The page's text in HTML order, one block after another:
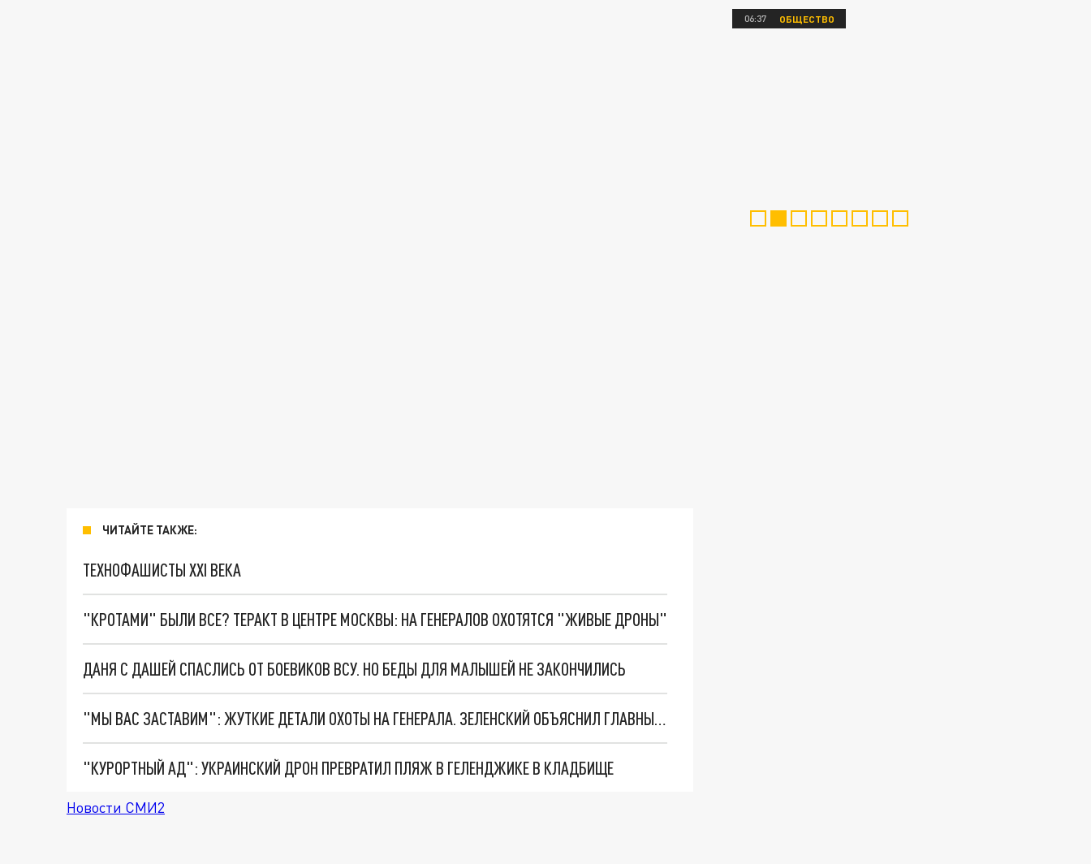
ЧИТАЙТЕ ТАКЖЕ:
ТЕХНОФАШИСТЫ XXI ВЕКА
"КРОТАМИ" БЫЛИ ВСЕ? ТЕРАКТ В ЦЕНТРЕ МОСКВЫ: НА ГЕНЕРАЛОВ ОХОТЯТСЯ "ЖИВЫЕ ДРОНЫ"
ДАНЯ С ДАШЕЙ СПАСЛИСЬ ОТ БОЕВИКОВ ВСУ. НО БЕДЫ ДЛЯ МАЛЫШЕЙ НЕ ЗАКОНЧИЛИСЬ
"МЫ ВАС ЗАСТАВИМ": ЖУТКИЕ ДЕТАЛИ ОХОТЫ НА ГЕНЕРАЛА. ЗЕЛЕНСКИЙ ОБЪЯСНИЛ ГЛАВНЫЙ СМЫСЛ ТЕРАКТА В ЦЕНТРЕ МОСКВЫ
"КУРОРТНЫЙ АД": УКРАИНСКИЙ ДРОН ПРЕВРАТИЛ ПЛЯЖ В ГЕЛЕНДЖИКЕ В КЛАДБИЩЕ
Новости СМИ2
06:37 ОБЩЕСТВО